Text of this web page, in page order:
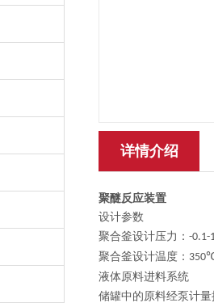
详情介绍
聚醚反应装置
设计参数
聚合釜设计压力： -0.1-
聚合釜设计温度： 350
液体原料进料系统
储罐中的原料经泵计